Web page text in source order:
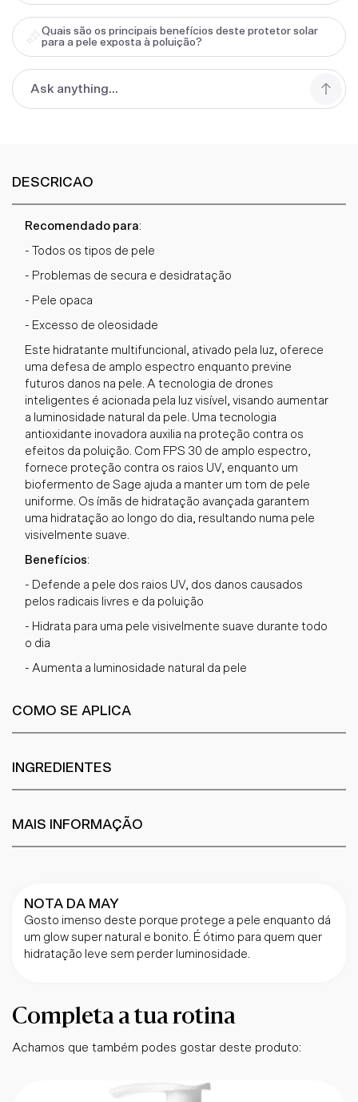
Quais são os principais benefícios deste protetor solar
para a pele exposta à poluição?
DESCRICAO
Recomendado para:
- Todos os tipos de pele
- Problemas de secura e desidratação
- Pele opaca
- Excesso de oleosidade
Este hidratante multifuncional, ativado pela luz, oferece
uma defesa de amplo espectro enquanto previne
futuros danos na pele. A tecnologia de drones
inteligentes é acionada pela luz visível, visando aumentar
a luminosidade natural da pele. Uma tecnologia
antioxidante inovadora auxilia na proteção contra os
efeitos da poluição. Com FPS 30 de amplo espectro,
fornece proteção contra os raios UV, enquanto um
biofermento de Sage ajuda a manter um tom de pele
uniforme. Os ímãs de hidratação avançada garantem
uma hidratação ao longo do dia, resultando numa pele
visivelmente suave.
Benefícios:
- Defende a pele dos raios UV, dos danos causados
pelos radicais livres e da poluição
- Hidrata para uma pele visivelmente suave durante todo
o dia
- Aumenta a luminosidade natural da pele
COMO SE APLICA
INGREDIENTES
MAIS INFORMAÇÃO
NOTA DA MAY
Gosto imenso deste porque protege a pele enquanto dá
um glow super natural e bonito. É ótimo para quem quer
hidratação leve sem perder luminosidade.
Completa a tua rotina
Achamos que também podes gostar deste produto: